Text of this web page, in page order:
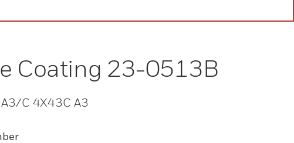
Coating 23-0513B
C 4X43C A3